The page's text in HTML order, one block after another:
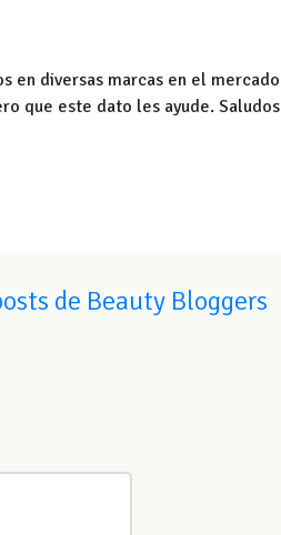
en diversas marcas en el mercado
que este dato les ayude. Saludos
de Beauty Bloggers